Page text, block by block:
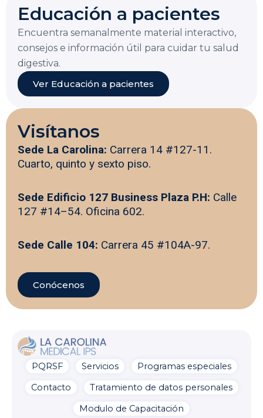
Educación a pacientes
Encuentra semanalmente material interactivo,
consejos e información útil para cuidar tu salud
digestiva.
Ver Educación a pacientes
Visítanos
Sede La Carolina: Carrera 14 #127-11.
Cuarto, quinto y sexto piso.
Sede Edificio 127 Business Plaza P.H: Calle
127 #14–54. Oficina 602.
Sede Calle 104: Carrera 45 #104A-97.
Conócenos
PQRSF Servicios
Programas especiales
Contacto
Tratamiento de datos personales
Modulo de Capacitación
La Carolina Medical IPS
¡Bienvenido a la línea de
atención preferencial de